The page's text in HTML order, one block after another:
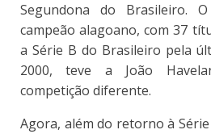
Segundona do Brasileiro.
campeão alagoano, com 37
a Série B do Brasileiro pela
2000, teve a João
competição diferente.
Agora, além do retorno à Série